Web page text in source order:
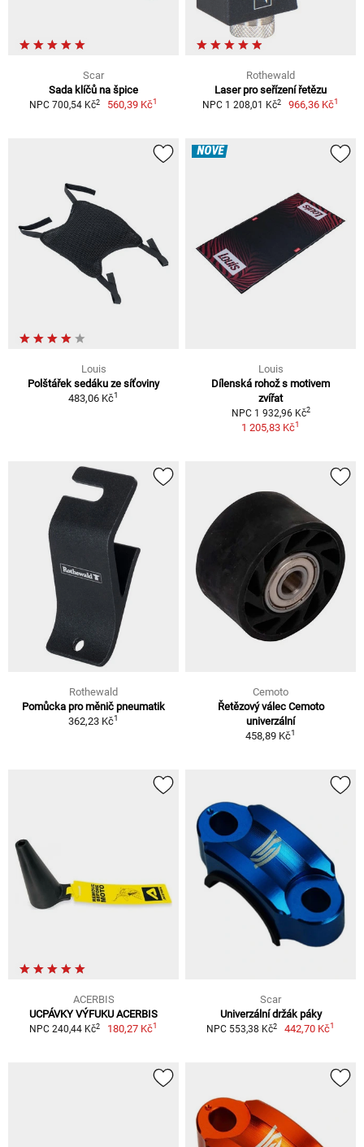
Scar
Sada klíčů na špice
NPC 700,54 Kč2 560,39 Kč1
Rothewald
Laser pro seřízení řetězu
NPC 1 208,01 Kč2 966,36 Kč1
Louis
Polštářek sedáku ze síťoviny
483,06 Kč1
NOVÉ
Louis
Dílenská rohož s motivem
zvířat
NPC 1 932,96 Kč2
1 205,83 Kč1
Rothewald
Pomůcka pro měnič pneumatik
362,23 Kč1
Cemoto
Řetězový válec Cemoto
univerzální
458,89 Kč1
ACERBIS
UCPÁVKY VÝFUKU ACERBIS
NPC 240,44 Kč2 180,27 Kč1
Scar
Univerzální držák páky
NPC 553,38 Kč2 442,70 Kč1